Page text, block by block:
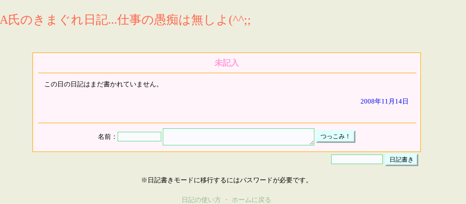
A氏のきまぐれ日記...仕事の愚痴は無しよ(^^;;
未記入
この日の日記はまだ書かれていません。
2008年11月14日
名前：
※日記書きモードに移行するにはパスワードが必要です。
日記の使い方 ・ ホームに戻る